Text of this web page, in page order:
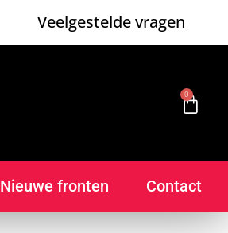
Veelgestelde vragen
0
Nieuwe fronten Contact